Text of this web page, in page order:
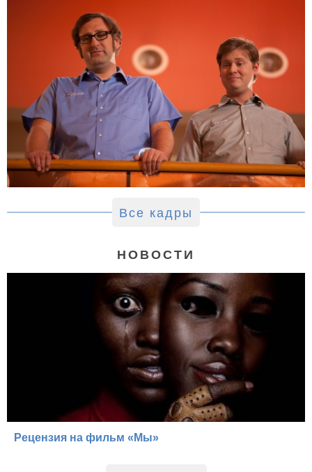
Все кадры
НОВОСТИ
Рецензия на фильм «Мы»